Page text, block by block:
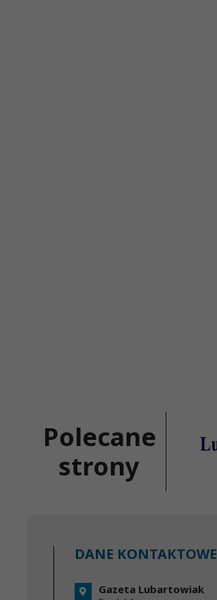
Polecane
strony
DANE KONTAKTOWE
Gazeta Lubartowiak